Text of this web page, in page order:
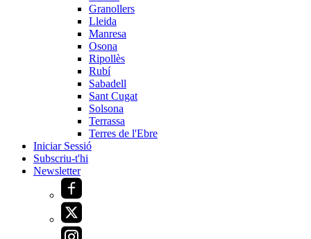
Granollers
Lleida
Manresa
Osona
Ripollès
Rubí
Sabadell
Sant Cugat
Solsona
Terrassa
Terres de l'Ebre
Iniciar Sessió
Subscriu-t'hi
Newsletter